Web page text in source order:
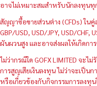
อาจไม่เหมาะสมสำหรับนักลงทุน
สัญญาซื้อขายส่วนต่าง (CFDs) ในคู่
GBP/USD, USD/JPY, USD/CHF,
ผันผวนสูง และอาจส่งผลให้เกิดก
ไม่ว่ากรณีใด GOFX LIMITED จ
การสูญเสียเงินลงทุน ไม่ว่าจะเป็น
หรือเกี่ยวข้องกับกิจกรรมการลงทุน